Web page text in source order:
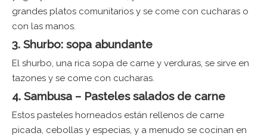
grandes platos comunitarios y se come con cucharas o
con las manos.
3. Shurbo: sopa abundante
El shurbo, una rica sopa de carne y verduras, se sirve en
tazones y se come con cucharas.
4. Sambusa – Pasteles salados de carne
Estos pasteles horneados están rellenos de carne
picada, cebollas y especias, y a menudo se cocinan en